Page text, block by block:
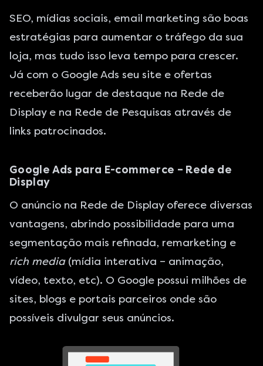
SEO, mídias sociais, email marketing são boas
estratégias para aumentar o tráfego da sua
loja, mas tudo isso leva tempo para crescer.
Já com o Google Ads seu site e ofertas
receberão lugar de destaque na Rede de
Display e na Rede de Pesquisas através de
links patrocinados.
Google Ads para E-commerce – Rede de
Display
O anúncio na Rede de Display oferece diversas
vantagens, abrindo possibilidade para uma
segmentação mais refinada, remarketing e
rich media(mídia interativa – animação,
vídeo, texto, etc). O Google possui milhões de
sites, blogs e portais parceiros onde são
possíveis divulgar seus anúncios.